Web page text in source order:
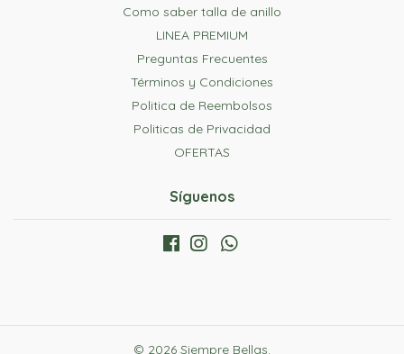
Como saber talla de anillo
LINEA PREMIUM
Preguntas Frecuentes
Términos y Condiciones
Politica de Reembolsos
Politicas de Privacidad
OFERTAS
Síguenos
© 2026 Siempre Bellas.